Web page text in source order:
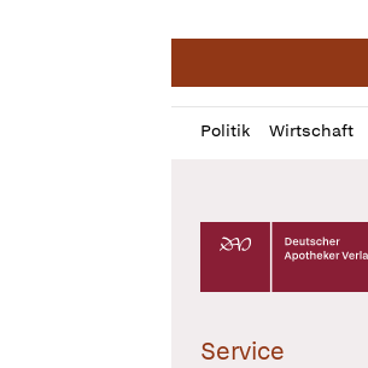
Politik Wirtschaft
Profil
öffnen
Daz
Pur
Deutscher
Service